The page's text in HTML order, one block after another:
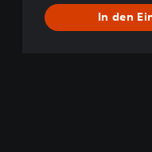
In den